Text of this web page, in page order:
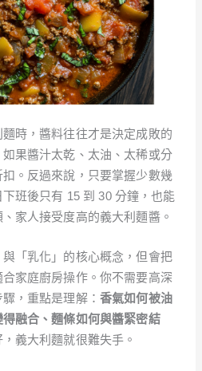
時，醬料往往才是決定成敗的
果醬汁太乾、太油、太稀或分
。反過來說，只要掌握少數幾
班後只有 15 到 30 分鐘，也能
家人接受度高的義大利麵醬。
「乳化」的核心概念，但會把
家庭廚房操作。你不需要高深
，重點是理解： 香氣如何被油
融合、麵條如何與醬緊密結
義大利麵就很難失手。